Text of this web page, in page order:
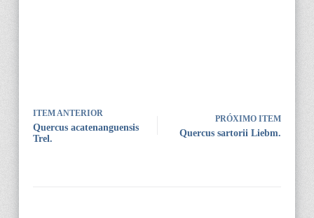
ITEM ANTERIOR
Quercus acatenanguensis
Trel.
PRÓXIMO ITEM
Quercus sartorii Liebm.